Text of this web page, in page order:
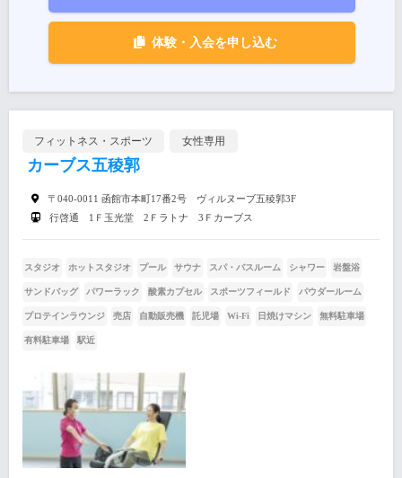
体験・入会を申し込む
フィットネス・スポーツ 女性専用
カーブス五稜郭
〒040-0011 函館市本町17番2号 ヴィルヌーブ五稜郭3F
行啓通 1Ｆ玉光堂 2Ｆラトナ 3Ｆカーブス
スタジオ ホットスタジオ プール サウナ スパ・バスルーム シャワー 岩盤浴
サンドバッグ パワーラック 酸素カプセル スポーツフィールド パウダールーム
プロテインラウンジ 売店 自動販売機 託児場 Wi-Fi 日焼けマシン 無料駐車場
有料駐車場 駅近